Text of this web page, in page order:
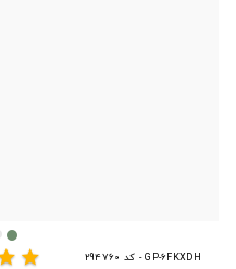
GP-6FKXDH - کد 294760 star